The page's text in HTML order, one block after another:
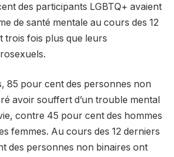
des participants LGBTQ+ avaient
de santé mentale au cours des 12
trois fois plus que leurs
85 pour cent des personnes non
avoir souffert d’un trouble mental
contre 45 pour cent des hommes
femmes. Au cours des 12 derniers
des personnes non binaires ont